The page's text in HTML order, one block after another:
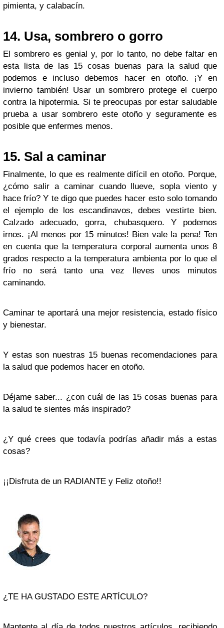
pimienta, y calabacín.
14. Usa, sombrero o gorro
El sombrero es genial y, por lo tanto, no debe faltar en
esta lista de las 15 cosas buenas para la salud que
podemos e incluso debemos hacer en otoño. ¡Y en
invierno también! Usar un sombrero protege el cuerpo
contra la hipotermia. Si te preocupas por estar saludable
prueba a usar sombrero este otoño y seguramente es
posible que enfermes menos.
15. Sal a caminar
Finalmente, lo que es realmente difícil en otoño. Porque,
¿cómo salir a caminar cuando llueve, sopla viento y
hace frío? Y te digo que puedes hacer esto solo tomando
el ejemplo de los escandinavos, debes vestirte bien.
Calzado adecuado, gorra, chubasquero. Y podemos
irnos. ¡Al menos por 15 minutos! Bien vale la pena! Ten
en cuenta que la temperatura corporal aumenta unos 8
grados respecto a la temperatura ambienta por lo que el
frío no será tanto una vez lleves unos minutos
caminando.
Caminar te aportará una mejor resistencia, estado físico
y bienestar.
Y estas son nuestras 15 buenas recomendaciones para
la salud que podemos hacer en otoño.
Déjame saber... ¿con cuál de las 15 cosas buenas para
la salud te sientes más inspirado?
¿Y qué crees que todavía podrías añadir más a estas
cosas?
¡¡Disfruta de un RADIANTE y Feliz otoño!!
¿TE HA GUSTADO ESTE ARTÍCULO?